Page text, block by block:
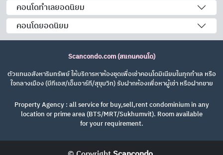
คอนโดทำเลยอดนิยม
คอนโดยอดนิยม
Scancondo.com (สแกนคอนโด)
ตัวแทนอสังหาริมทรัพย์ ให้บริการหาห้องชุดเพื่อเช่าคอนโดมิเนียมในทุกทำเล หรือ
ใจกลางเมือง (บีทีเอส/เอ็มอาร์ที/สุขุมวิท) รับฝากห้องเพื่อหาผู้เช่า หรือฝากขาย
Property Agency : all service for buy,sell,rent condominium in any
location or prime area (BTS/MRT/Sukhumvit). Room available
for your requirement.